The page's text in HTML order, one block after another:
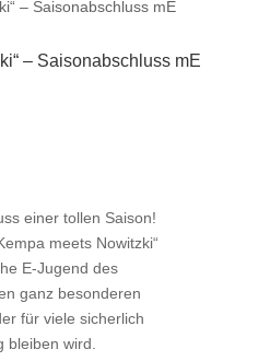
– Saisonabschluss mE
einer tollen Saison!
meets Nowitzki“
E-Jugend des
ganz besonderen
für viele sicherlich
bleiben wird.